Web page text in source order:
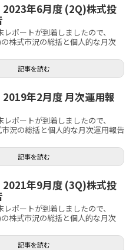
2023年6月度 (2Q)株式投
ポートが到着しましたので、
株式市況の総括と個人的な月次
記事を読む
2019年2月度 月次運用報
ポートが到着しましたので、
況の総括と個人的な月次運用報告
記事を読む
2021年9月度 (3Q)株式投
ポートが到着しましたので、
株式市況の総括と個人的な月次
記事を読む